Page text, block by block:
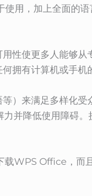
用，加上全面的语
性使更多人能够从
拥有计算机或手机
）来满足多样化受
并降低使用障碍。
载WPS Office，而